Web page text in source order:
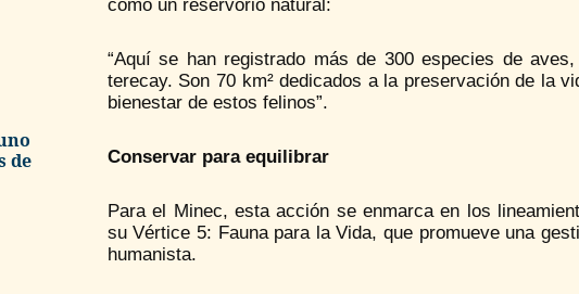
de
como un reservorio natural:
“Aquí se han registrado más de 300 especies de
terecay. Son 70 km² dedicados a la preservación de la
bienestar de estos felinos”.
Conservar para equilibrar
Para el Minec, esta acción se enmarca en los
su Vértice 5: Fauna para la Vida, que promueve una
humanista.